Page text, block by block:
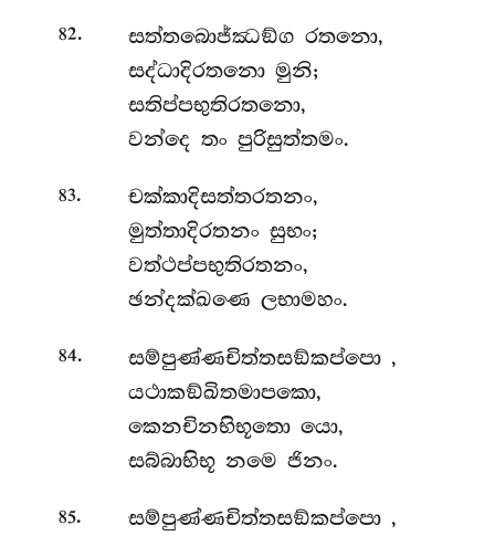
82. සත්තබොජ්ඣඞ්ග රතනො,
සද්ධාදිරතනො මුනි;
සතිප්පභුතිරතනො,
වන්දෙ තං පුරිසුත්තමං.
83.
චක්කාදිසත්තරතනං,
මුත්තාදිරතනං සුභං;
වත්ථප්පභුතිරතනං,
ඡන්දක්ඛණෙ ලභාමහං.
84. සම්පුණ්ණචිත්තසඞ්කප්පො ,
යථාකඞ්ඛිතමාපකො,
කෙනචිනභිභූතො යො,
සබ්බාභිභූ නමෙ ජිනං.
85. සම්පුණ්ණචිත්තසඞ්කප්පො ,